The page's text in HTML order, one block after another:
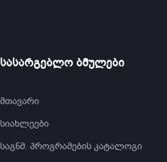
სასარგებლო ბმულები
მთავარი
სიახლეები
საგნმ. პროგრამების კატალოგი